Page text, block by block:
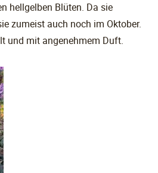
hellgelben Blüten. Da sie
zumeist auch noch im Oktober.
und mit angenehmem Duft.